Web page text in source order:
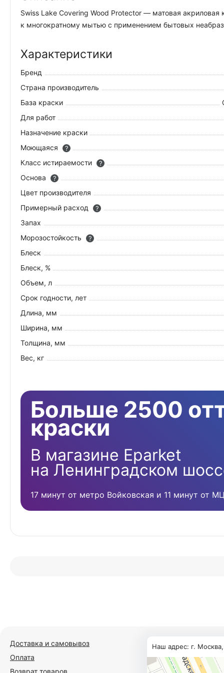
Swiss Lake Covering Wood Protector — матовая
к многократному мытью с применением бытовых
Характеристики
Бренд
Страна производитель
База краски
Для работ
Назначение краски
Моющаяся
?
Класс истираемости
?
Основа
?
Цвет производителя
Примерный расход
?
Запах
Морозостойкость
?
Блеск
Блеск, %
Объем, л
Срок годности, лет
Длина, мм
Ширина, мм
Толщина, мм
Вес, кг
Больше 2500
краски
В магазине Eparket
на Ленинградском
17 минут от метро Войковская и 11 минут от
Доставка и самовывоз
Оплата
Возврат товаров
Наш адрес: г.